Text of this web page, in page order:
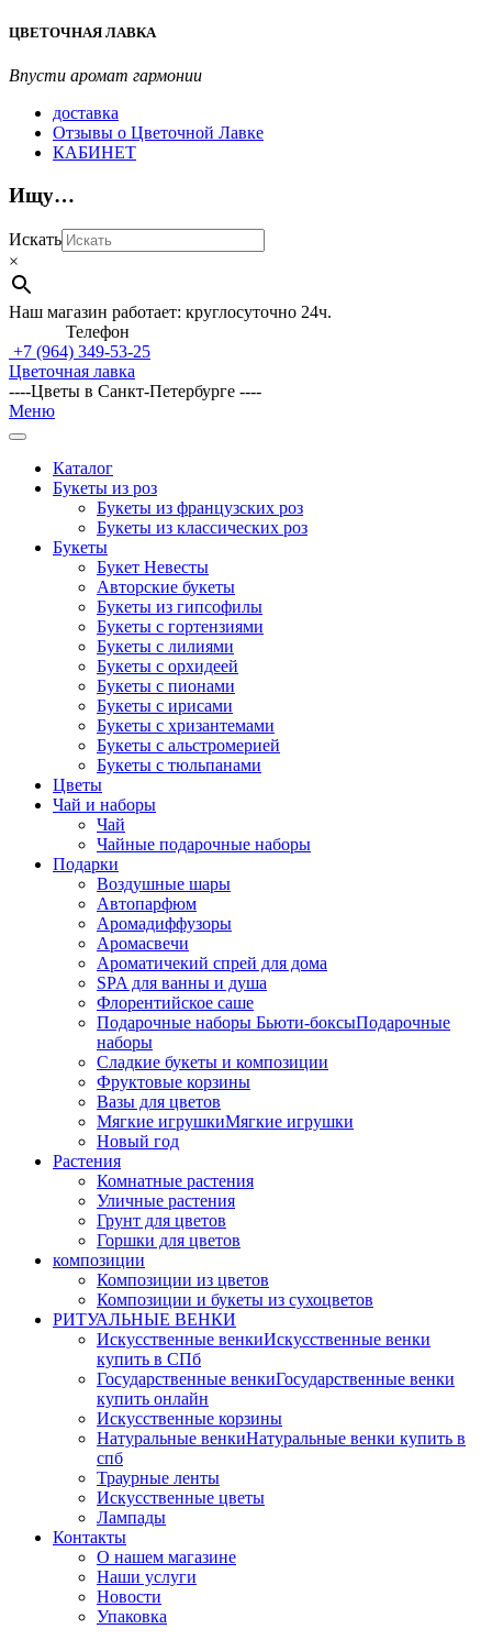
Перейти
содержимому
ЦВЕТОЧНАЯ ЛАВКА
Впусти аромат гармонии
доставка
Отзывы о Цветочной Лавке
КАБИНЕТ
Ищу…
Искать
×
Наш магазин работает: круглосуточно 24ч.
Телефон
+7 (964) 349-53-25
Цветочная лавка
----Цветы в Санкт-Петербурге ----
Главное
навигационное
Меню
Каталог
Букеты из роз
Букеты из французских роз
Букеты из классических роз
Букеты
Букет Невесты
Авторские букеты
Букеты из гипсофилы
Букеты с гортензиями
Букеты с лилиями
Букеты с орхидеей
Букеты с пионами
Букеты с ирисами
Букеты с хризантемами
Букеты с альстромерией
Букеты с тюльпанами
Цветы
Чай и наборы
Чай
Чайные подарочные наборы
Подарки
Воздушные шары
Автопарфюм
Аромадиффузоры
Аромасвечи
Ароматичекий спрей для дома
SPA для ванны и душа
Флорентийское саше
Подарочные наборы Бьюти-боксыПодарочные
наборы
Сладкие букеты и композиции
Фруктовые корзины
Вазы для цветов
Мягкие игрушкиМягкие игрушки
Новый год
Растения
Комнатные растения
Уличные растения
Грунт для цветов
Горшки для цветов
композиции
Композиции из цветов
Композиции и букеты из сухоцветов
РИТУАЛЬНЫЕ ВЕНКИ
Искусственные венкиИскусственные венки
купить в СПб
Государственные венкиГосударственные венки
купить онлайн
Искусственные корзины
Натуральные венкиНатуральные венки купить в
спб
Траурные ленты
Искусственные цветы
Лампады
Контакты
О нашем магазине
Наши услуги
Новости
Упаковка